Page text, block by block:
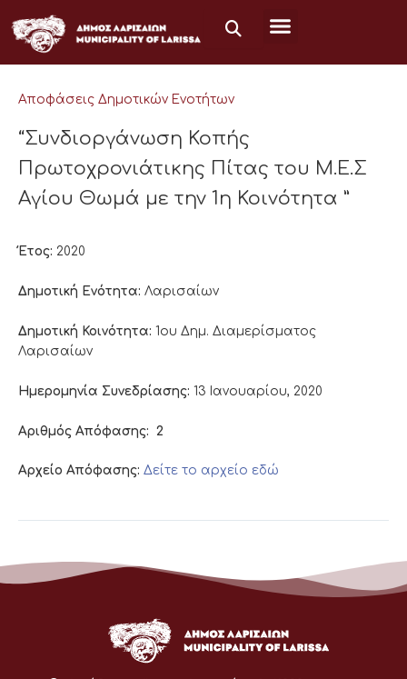
στο
περιεχόμενο
Αποφάσεις Δημοτικών Ενοτήτων
“Συνδιοργάνωση Κοπής
Πρωτοχρονιάτικης Πίτας του Μ.Ε.Σ
Αγίου Θωμά με την 1η Κοινότητα ”
Έτος: 2020
Δημοτική Ενότητα: Λαρισαίων
Δημοτική Κοινότητα: 1ου Δημ. Διαμερίσματος
Λαρισαίων
Ημερομηνία Συνεδρίασης: 13 Ιανουαρίου, 2020
Αριθμός Απόφασης: 2
Αρχείο Απόφασης: Δείτε το αρχείο εδώ